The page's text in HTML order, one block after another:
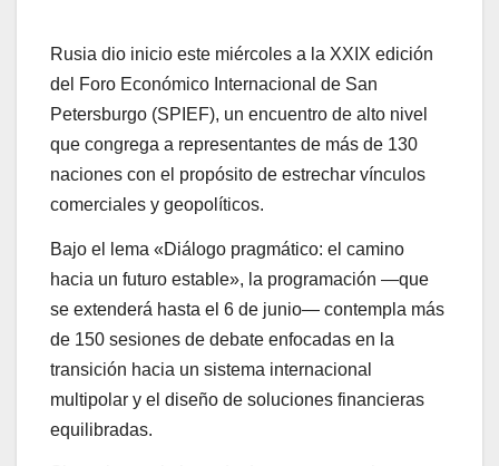
Rusia dio inicio este miércoles a la XXIX edición
del Foro Económico Internacional de San
Petersburgo (SPIEF), un encuentro de alto nivel
que congrega a representantes de más de 130
naciones con el propósito de estrechar vínculos
comerciales y geopolíticos.
Bajo el lema «Diálogo pragmático: el camino
hacia un futuro estable», la programación —que
se extenderá hasta el 6 de junio— contempla más
de 150 sesiones de debate enfocadas en la
transición hacia un sistema internacional
multipolar y el diseño de soluciones financieras
equilibradas.